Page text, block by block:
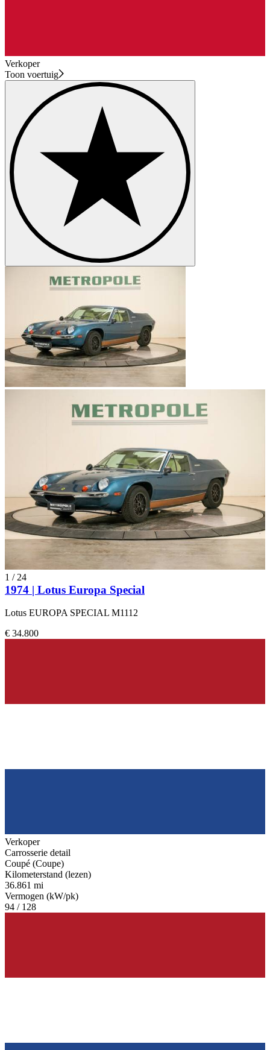
Verkoper
Toon voertuig
1 / 24
1974 | Lotus Europa Special
Lotus EUROPA SPECIAL M1112
€ 34.800
Verkoper
Carrosserie detail
Coupé (Coupe)
Kilometerstand (lezen)
36.861 mi
Vermogen (kW/pk)
94 / 128